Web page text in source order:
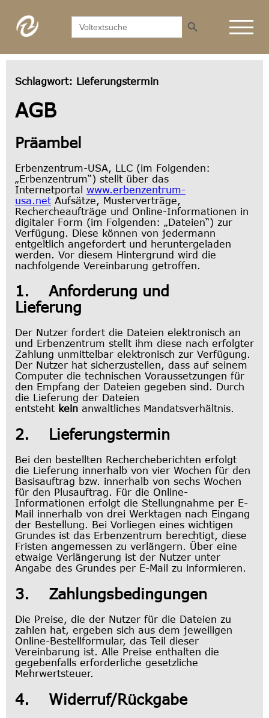
Search
for:
Search Button
Schlagwort: Lieferungstermin
AGB
Präambel
Erbenzentrum-USA, LLC (im Folgenden:
„Erbenzentrum“) stellt über das
Internetportal www.erbenzentrum-
usa.net Aufsätze, Musterverträge,
Rechercheaufträge und Online-Informationen in
digitaler Form (im Folgenden: „Dateien“) zur
Verfügung. Diese können von jedermann
entgeltlich angefordert und heruntergeladen
werden. Vor diesem Hintergrund wird die
nachfolgende Vereinbarung getroffen.
1. Anforderung und
Lieferung
Der Nutzer fordert die Dateien elektronisch an
und Erbenzentrum stellt ihm diese nach erfolgter
Zahlung unmittelbar elektronisch zur Verfügung.
Der Nutzer hat sicherzustellen, dass auf seinem
Computer die technischen Voraussetzungen für
den Empfang der Dateien gegeben sind. Durch
die Lieferung der Dateien
entsteht kein anwaltliches Mandatsverhältnis.
2. Lieferungstermin
Bei den bestellten Rechercheberichten erfolgt
die Lieferung innerhalb von vier Wochen für den
Basisauftrag bzw. innerhalb von sechs Wochen
für den Plusauftrag. Für die Online-
Informationen erfolgt die Stellungnahme per E-
Mail innerhalb von drei Werktagen nach Eingang
der Bestellung. Bei Vorliegen eines wichtigen
Grundes ist das Erbenzentrum berechtigt, diese
Fristen angemessen zu verlängern. Über eine
etwaige Verlängerung ist der Nutzer unter
Angabe des Grundes per E-Mail zu informieren.
3. Zahlungsbedingungen
Die Preise, die der Nutzer für die Dateien zu
zahlen hat, ergeben sich aus dem jeweiligen
Online-Bestellformular, das Teil dieser
Vereinbarung ist. Alle Preise enthalten die
gegebenfalls erforderliche gesetzliche
Mehrwertsteuer.
4. Widerruf/Rückgabe